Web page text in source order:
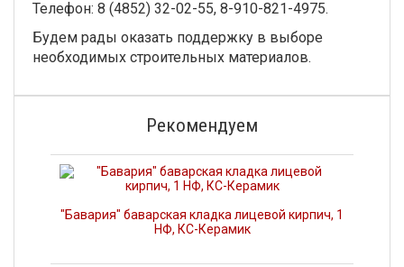
Телефон: 8 (4852) 32-02-55, 8-910-821-4975.
Будем рады оказать поддержку в выборе
необходимых строительных материалов.
Рекомендуем
"Бавария" баварская кладка лицевой кирпич, 1
НФ, КС-Керамик